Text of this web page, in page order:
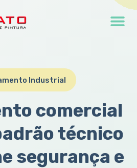
Industrial
comercial
técnico
segurança e